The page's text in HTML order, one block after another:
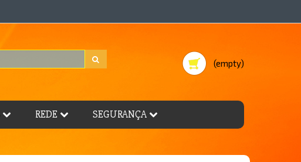
(empty)
REDE SEGURANÇA